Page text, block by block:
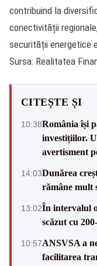
contribuind la
conectivității
securității energetice
Sursa: Realitatea
CITEȘTE ȘI
10:38România își
investițiilor.
avertisment
14:03Dunărea
rămâne mult
13:02În intervalul
scăzut cu
10:57ANSVSA a
facilitarea